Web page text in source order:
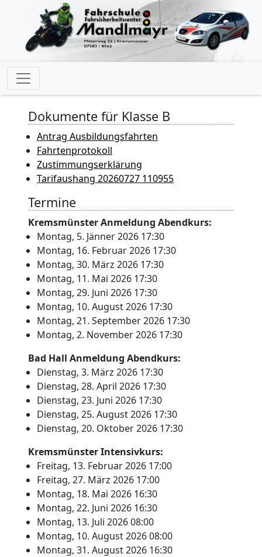
Dokumente für Klasse B
Antrag Ausbildungsfahrten
Fahrtenprotokoll
Zustimmungserklärung
Tarifaushang 20260727 110955
Termine
Kremsmünster Anmeldung Abendkurs:
Montag, 5. Jänner 2026 17:30
Montag, 16. Februar 2026 17:30
Montag, 30. März 2026 17:30
Montag, 11. Mai 2026 17:30
Montag, 29. Juni 2026 17:30
Montag, 10. August 2026 17:30
Montag, 21. September 2026 17:30
Montag, 2. November 2026 17:30
Bad Hall Anmeldung Abendkurs:
Dienstag, 3. März 2026 17:30
Dienstag, 28. April 2026 17:30
Dienstag, 23. Juni 2026 17:30
Dienstag, 25. August 2026 17:30
Dienstag, 20. Oktober 2026 17:30
Kremsmünster Intensivkurs:
Freitag, 13. Februar 2026 17:00
Freitag, 27. März 2026 17:00
Montag, 18. Mai 2026 16:30
Montag, 22. Juni 2026 16:30
Montag, 13. Juli 2026 08:00
Montag, 10. August 2026 08:00
Montag, 31. August 2026 16:30